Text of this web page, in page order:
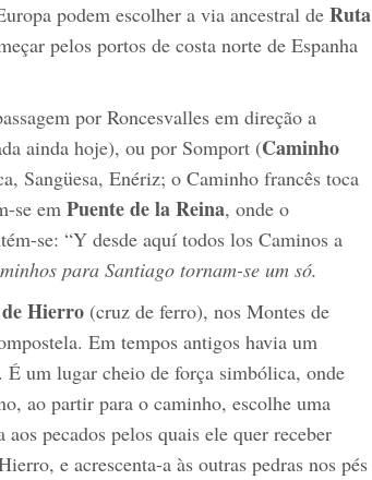
podem escolher a via ancestral de Ruta
pelos portos de costa norte de Espanha
por Roncesvalles em direção a
ainda hoje), ou por Somport (Caminho
Sangüesa, Enériz; o Caminho francês toca
se em Puente de la Reina, onde o
se: “Y desde aquí todos los Caminos a
para Santiago tornam-se um só.
Hierro (cruz de ferro), nos Montes de
Em tempos antigos havia um
um lugar cheio de força simbólica, onde
ao partir para o caminho, escolhe uma
pecados pelos quais ele quer receber
e acrescenta-a às outras pedras nos pés